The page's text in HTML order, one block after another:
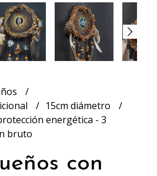
15cm diámetro
energética - 3
bruto
con